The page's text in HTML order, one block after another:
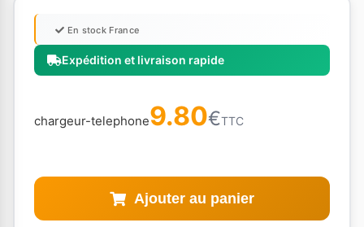
Expédition et livraison rapide
En stock France
chargeur-telephone9.80€TTC
Ajouter au panier